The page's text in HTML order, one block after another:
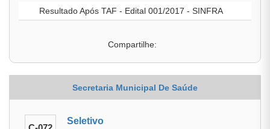
Resultado Após TAF - Edital 001/2017 - SINFRA
Compartilhe:
Secretaria Municipal De Saúde
Seletivo